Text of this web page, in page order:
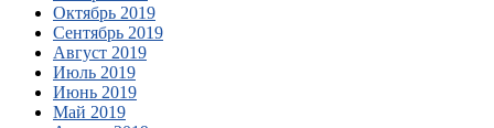
Октябрь 2019
Сентябрь 2019
Август 2019
Июль 2019
Июнь 2019
Май 2019